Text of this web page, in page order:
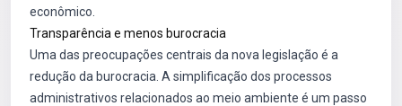
econômico.
Transparência e menos burocracia
Uma das preocupações centrais da nova legislação é a
redução da burocracia. A simplificação dos processos
administrativos relacionados ao meio ambiente é um passo